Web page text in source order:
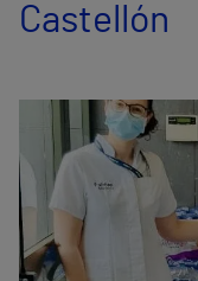
Castellón